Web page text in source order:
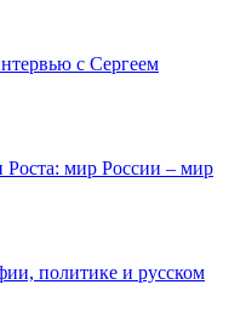
с Сергеем
Роста: мир России – мир
политике и русском